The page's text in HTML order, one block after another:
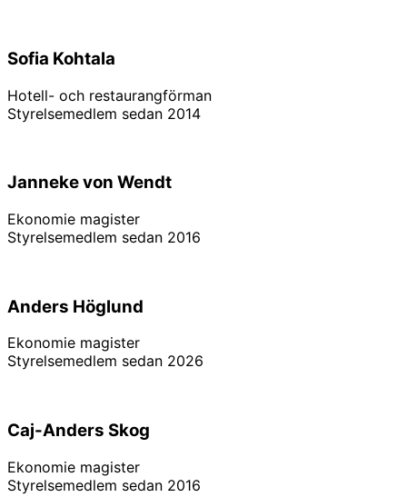
Sofia Kohtala
Hotell- och restaurangförman
Styrelsemedlem sedan 2014
Janneke von Wendt
Ekonomie magister
Styrelsemedlem sedan 2016
Anders Höglund
Ekonomie magister
Styrelsemedlem sedan 2026
Caj-Anders Skog
Ekonomie magister
Styrelsemedlem sedan 2016